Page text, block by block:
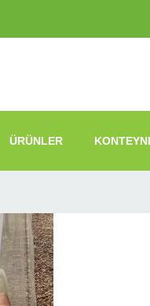
ÜRÜNLER